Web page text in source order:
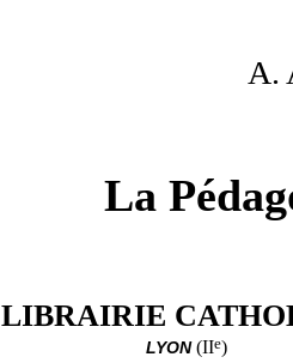
A.
La
LIBRAIRIE
LYON(IIe)